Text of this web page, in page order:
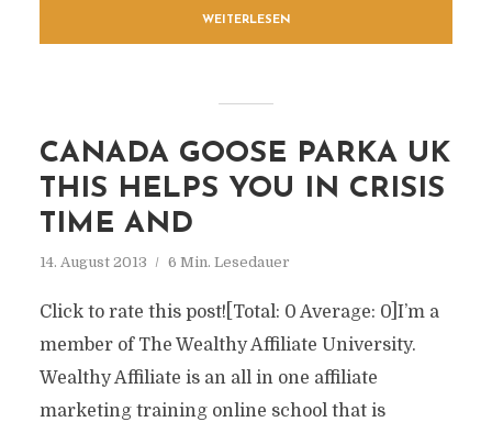
WEITERLESEN
CANADA GOOSE PARKA UK
THIS HELPS YOU IN CRISIS
TIME AND
14. August 2013 6 Min. Lesedauer
Click to rate this post![Total: 0 Average: 0]I’m a
member of The Wealthy Affiliate University.
Wealthy Affiliate is an all in one affiliate
marketing training online school that is